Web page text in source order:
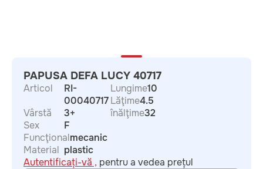
PAPUSA DEFA LUCY 40717
Articol
RI-
00040717
Vârstă
3+
Sex
F
Funcţionalmecanic
Material plastic
Lungime10
Lăţime4.5
înălţime32
Autentificați-vă , pentru a vedea prețul